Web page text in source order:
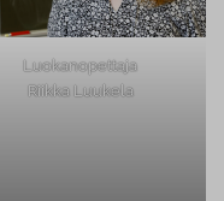
Luokanopettaja
Riikka Luukela